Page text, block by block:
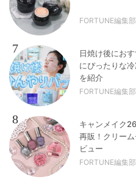
FORTUNE編集部
7
日焼け後にお
にぴったりな
を紹介
FORTUNE編集部
8
キャンメイク
再販！クリー
ビュー
FORTUNE編集部